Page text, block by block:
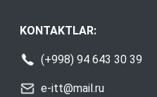
KONTAKTLAR:
(+998) 94 643 30 39
e-itt@mail.ru